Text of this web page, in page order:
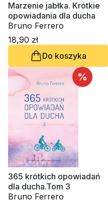
Marzenie jabłka. Krótkie
opowiadania dla ducha
Bruno Ferrero
18,90 zł
Do koszyka
%
365 krótkich opowiadań
dla ducha.Tom 3
Bruno Ferrero